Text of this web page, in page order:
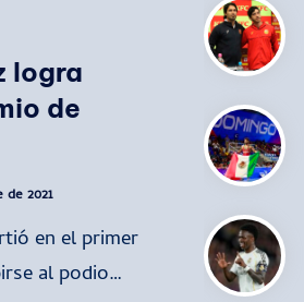
logra
de
2021
en el primer
al podio…